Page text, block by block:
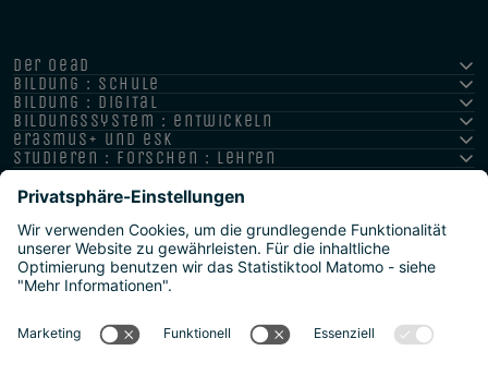
der oead
bildung : schule
bildung : digital
bildungssystem : entwickeln
erasmus+ und esk
studieren : forschen : lehren
hochschule : strategie : international